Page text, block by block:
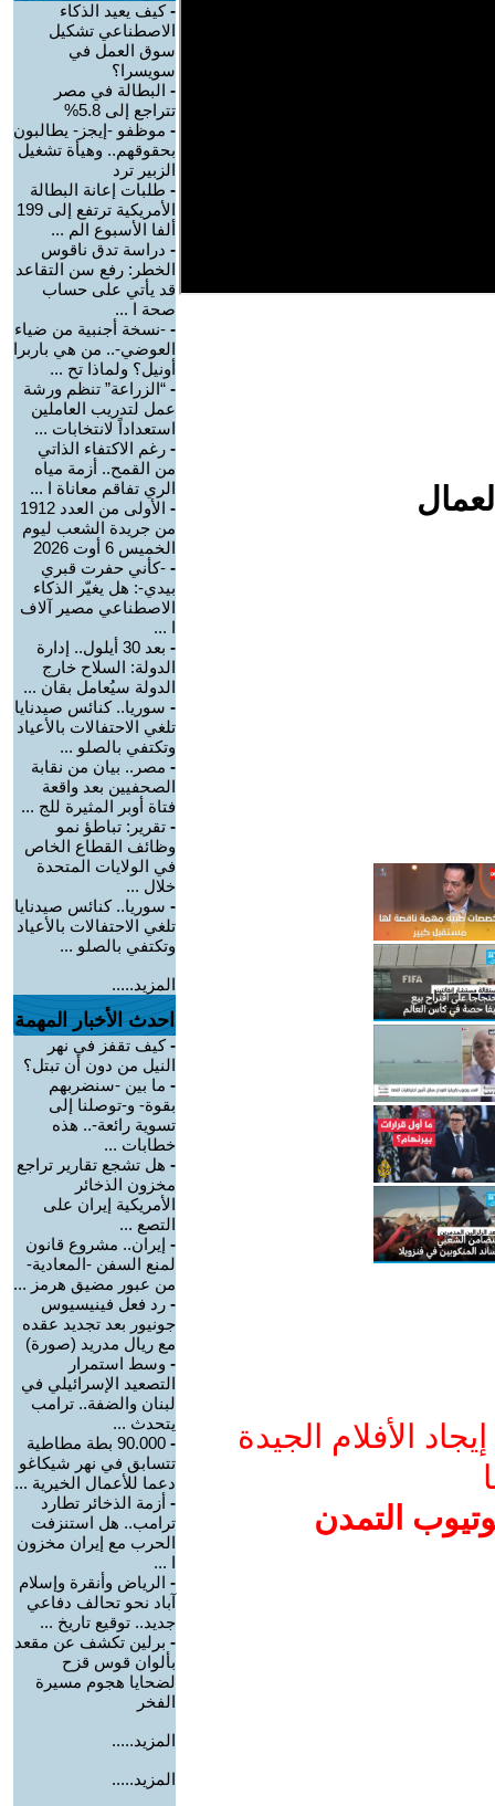
الأفلام الجيدة
التمدن
-كيف يعيد الذكاء
الاصطناعي تشكيل
سوق العمل في
سويسرا؟
- البطالة في مصر
تتراجع إلى 5.8%
- موظفو -إيجز- يطالبون
بحقوقهم.. وهيأة تشغيل
الزبير ترد
- طلبات إعانة البطالة
الأمريكية ترتفع إلى 199
ألفا الأسبوع الم ...
- دراسة تدق ناقوس
الخطر: رفع سن التقاعد
قد يأتي على حساب
صحة ا ...
- -نسخة أجنبية من ضياء
العوضي-.. من هي باربرا
أونيل؟ ولماذا تح ...
- “الزراعة” تنظم ورشة
عمل لتدريب العاملين
استعداداً لانتخابات ...
- رغم الاكتفاء الذاتي
من القمح.. أزمة مياه
الري تفاقم معاناة ا ...
-
الأولى من العدد 1912
من جريدة الشعب ليوم
الخميس 6 أوت 2026
- -كأني حفرت قبري
بيدي-: هل يغيّر الذكاء
الاصطناعي مصير آلاف
ا ...
-
بعد 30 أيلول.. إدارة
الدولة: السلاح خارج
الدولة سيُعامل بقان ...
- سوريا.. كنائس صيدنايا
تلغي الاحتفالات بالأعياد
وتكتفي بالصلو ...
- مصر.. بيان من نقابة
الصحفيين بعد واقعة
فتاة أوبر المثيرة للج ...
- تقرير: تباطؤ نمو
وظائف القطاع الخاص
في الولايات المتحدة
خلال ...
- سوريا.. كنائس صيدنايا
تلغي الاحتفالات بالأعياد
وتكتفي بالصلو ...
المزيد.....
احدث الأخبار المهمة
-كيف تقفز في نهر
النيل من دون أن تبتل؟
- ما بين -سنضربهم
بقوة- و-توصلنا إلى
تسوية رائعة-.. هذه
خطابات ...
- هل تشجع تقارير تراجع
مخزون الذخائر
الأمريكية إيران على
التصع ...
- إيران.. مشروع قانون
لمنع السفن -المعادية-
من عبور مضيق هرمز ...
- رد فعل فينيسيوس
جونيور بعد تجديد عقده
مع ريال مدريد (صورة)
- وسط استمرار
التصعيد الإسرائيلي في
لبنان والضفة.. ترامب
يتحدث ...
-
90.000 بطة مطاطية
تتسابق في نهر شيكاغو
دعما للأعمال الخيرية ...
- أزمة الذخائر تطارد
ترامب.. هل استنزفت
الحرب مع إيران مخزون
ا ...
- الرياض وأنقرة وإسلام
آباد نحو تحالف دفاعي
جديد.. توقيع تاريخ ...
- برلين تكشف عن مقعد
بألوان قوس قزح
لضحايا هجوم مسيرة
الفخر
المزيد.....
المزيد.....